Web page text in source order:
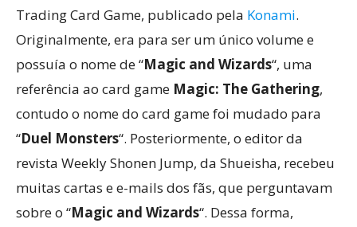
Trading Card Game, publicado pela Konami.
Originalmente, era para ser um único volume e
possuía o nome de “Magic and Wizards“, uma
referência ao card game Magic: The Gathering,
contudo o nome do card game foi mudado para
“Duel Monsters“. Posteriormente, o editor da
revista Weekly Shonen Jump, da Shueisha, recebeu
muitas cartas e e-mails dos fãs, que perguntavam
sobre o “Magic and Wizards“. Dessa forma,